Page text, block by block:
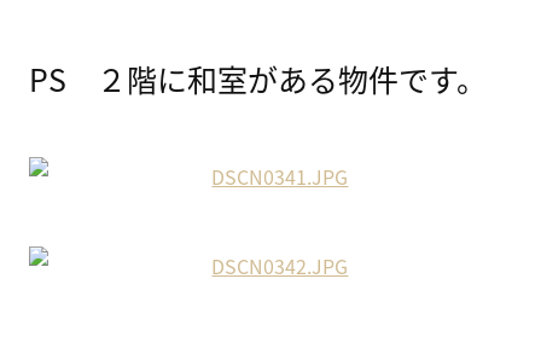
PS ２階に和室がある物件です。